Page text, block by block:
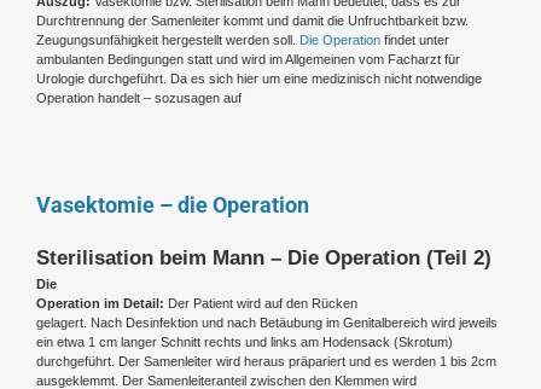
Durchtrennung der Samenleiter kommt und damit die Unfruchtbarkeit bzw.
Zeugungsunfähigkeit hergestellt werden soll. Die Operation findet unter
ambulanten Bedingungen statt und wird im Allgemeinen vom Facharzt für
Urologie durchgeführt. Da es sich hier um eine medizinisch nicht notwendige
Operation handelt – sozusagen auf
Vasektomie – die Operation
Sterilisation beim Mann – Die Operation (Teil 2)
Die
Operation im Detail: Der Patient wird auf den Rücken
gelagert. Nach Desinfektion und nach Betäubung im Genitalbereich wird jeweils
ein etwa 1 cm langer Schnitt rechts und links am Hodensack (Skrotum)
durchgeführt. Der Samenleiter wird heraus präpariert und es werden 1 bis 2cm
ausgeklemmt. Der Samenleiteranteil zwischen den Klemmen wird